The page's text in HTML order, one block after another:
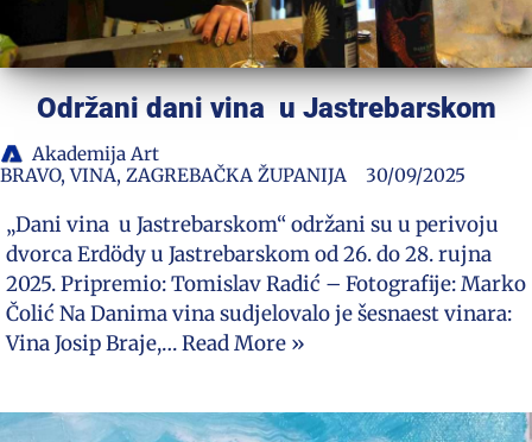
Održani dani vina u Jastrebarskom
Akademija Art
BRAVO,VINA, ZAGREBAČKA ŽUPANIJA 30/09/2025
„Dani vina u Jastrebarskom“ održani su u perivoju
dvorca Erdödy u Jastrebarskom od 26. do 28. rujna
2025. Pripremio: Tomislav Radić – Fotografije: Marko
Čolić Na Danima vina sudjelovalo je šesnaest vinara:
Vina Josip Braje,…Read More »